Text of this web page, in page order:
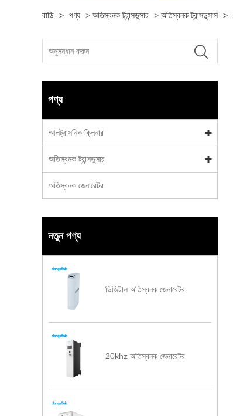
বাড়ি > পণ্য > অতিস্বনক ট্রান্সডুসার > অতিস্বনক ট্রান্সডুসার্স >
পণ্য
আলট্রাসনিক ক্লিনার
অতিস্বনক ট্রান্সডুসার
অতিস্বনক জেনারেটর
নতুন পণ্য
ডিজিটাল অতিস্বনক জেনারেটর
20khz অতিস্বনক জেনারেটর